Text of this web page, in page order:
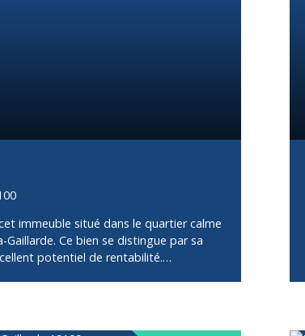
immeuble situé dans le quartier calme
Ce bien se distingue par sa
potentiel de rentabilité.